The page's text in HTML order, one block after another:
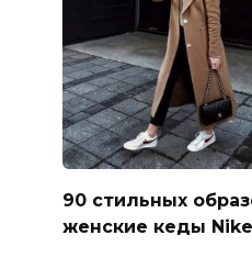
90 стильных
женские кеды Nike